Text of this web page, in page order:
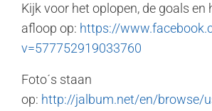
Kijk voor het oplopen, de goals en
afloop op: https://
v=577752919033760
Foto´s staan
op: http://jalbum.net/en/browse/